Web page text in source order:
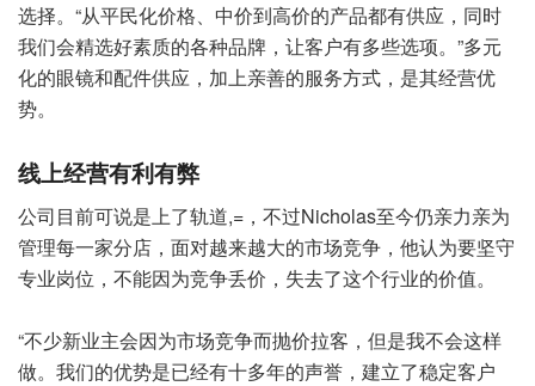
选择。“从平民化价格、中价到高价的产品都有供应，同时
我们会精选好素质的各种品牌，让客户有多些选项。”多元
化的眼镜和配件供应，加上亲善的服务方式，是其经营优
势。
线上经营有利有弊
公司目前可说是上了轨道,=，不过Nicholas至今仍亲力亲为
管理每一家分店，面对越来越大的市场竞争，他认为要坚守
专业岗位，不能因为竞争丢价，失去了这个行业的价值。
“不少新业主会因为市场竞争而抛价拉客，但是我不会这样
做。我们的优势是已经有十多年的声誉，建立了稳定客户